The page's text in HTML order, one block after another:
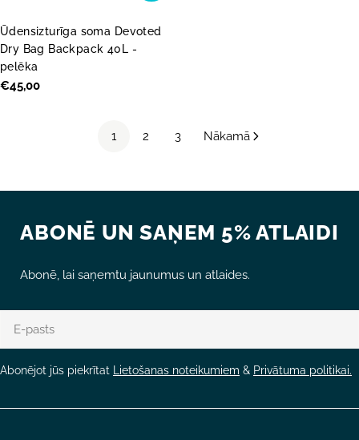
Ūdensizturīga soma Devoted
Dry Bag Backpack 40L -
pelēka
Parastā
€45,00
1 2 3 Nākamā
ABONĒ UN SAŅEM 5% ATLAIDI
Abonē, lai saņemtu jaunumus un atlaides.
pasts
Abonējot jūs piekrītat Lietošanas noteikumiem & Privātuma politikai.